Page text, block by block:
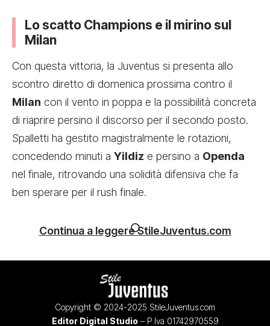
Lo scatto Champions e il mirino sul
Milan
Con questa vittoria, la Juventus si presenta allo
scontro diretto di domenica prossima contro il
Milan con il vento in poppa e la possibilità concreta
di riaprire persino il discorso per il secondo posto.
Spalletti ha gestito magistralmente le rotazioni,
concedendo minuti a Yildiz e persino a Openda
nel finale, ritrovando una solidità difensiva che fa
ben sperare per il rush finale.
Continua a leggere StileJuventus.com
Copyright © 2024-2025 StileJuventus.com
Editor Digital Studio – P.Iva 01742970559